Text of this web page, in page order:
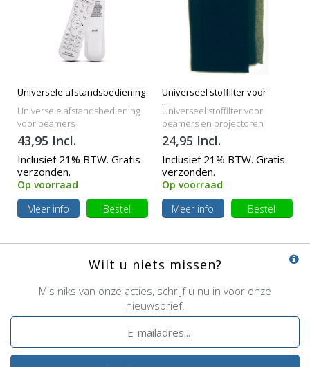
Universele afstandsbediening
Universele afstandsbediening
voor beamers
43,95 Incl.
Inclusief 21% BTW. Gratis
verzonden.
Op voorraad
Meer info
Bestel
Universeel stoffilter voor
beamers
Universeel stoffilter voor
beamers en projectoren
24,95 Incl.
Inclusief 21% BTW. Gratis
verzonden.
Op voorraad
Meer info
Bestel
Wilt u niets missen?
Mis niks van onze acties, schrijf u nu in voor onze
nieuwsbrief.